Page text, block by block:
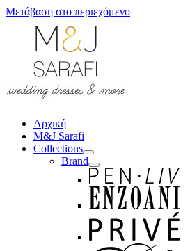
Μετάβαση στο περιεχόμενο
Αρχική
M&J Sarafi
Collections
Brand